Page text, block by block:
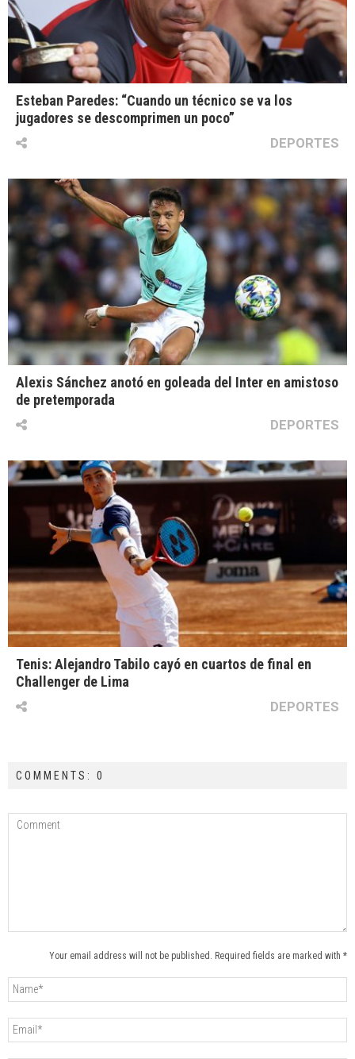
Esteban Paredes: “Cuando un técnico se va los
jugadores se descomprimen un poco”
DEPORTES
Alexis Sánchez anotó en goleada del Inter en amistoso
de pretemporada
DEPORTES
Tenis: Alejandro Tabilo cayó en cuartos de final en
Challenger de Lima
DEPORTES
COMMENTS: 0
Your email address will not be published. Required fields are marked with *